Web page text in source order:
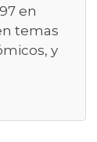
en
temas
y